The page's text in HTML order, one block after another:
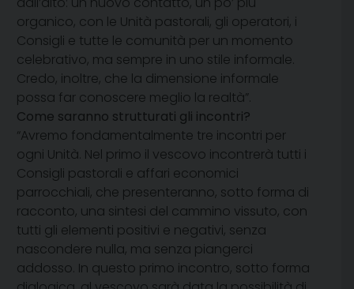
organico, con le Unità pastorali, gli operatori, i
Consigli e tutte le comunità per un momento
celebrativo, ma sempre in uno stile informale.
Credo, inoltre, che la dimensione informale
possa far conoscere meglio la realtà”.
Come saranno strutturati gli incontri?
“Avremo fondamentalmente tre incontri per
ogni Unità. Nel primo il vescovo incontrerà tutti i
Consigli pastorali e affari economici
parrocchiali, che presenteranno, sotto forma di
racconto, una sintesi del cammino vissuto, con
tutti gli elementi positivi e negativi, senza
nascondere nulla, ma senza piangerci
addosso. In questo primo incontro, sotto forma